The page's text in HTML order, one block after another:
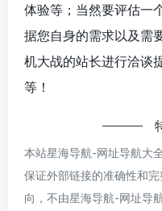
体验等；当然要评估一
据您自身的需求以及需
机大战的站长进行洽谈
等！
本站星海导航-网址导航大
保证外部链接的准确性和
向，不由星海导航-网址导